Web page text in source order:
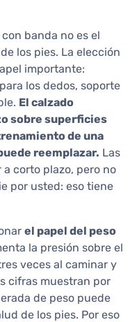
banda no es el
los pies. La elección
importante:
los dedos, soporte
El calzado
sobre superficies
de una
reemplazar. Las
corto plazo, pero no
por usted: eso tiene
el papel del peso
la presión sobre el
veces al caminar y
cifras muestran por
de peso puede
de los pies. Por eso